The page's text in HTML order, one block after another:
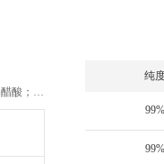
别名: 氨基乙酸；乙氨酸；甘氨酸(氨基乙酸)；氨基醋酸；氨基乙酸(医药级)；甘氨酸(医药级)；胶糖；氨基乙酸 食品级
纯
99%
99%